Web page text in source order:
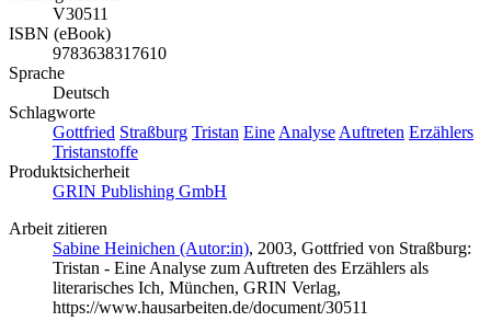
V30511
ISBN (eBook)
9783638317610
Sprache
Deutsch
Schlagworte
Gottfried Straßburg Tristan Eine Analyse Auftreten Erzählers
Tristanstoffe
Produktsicherheit
GRIN Publishing GmbH
Arbeit zitieren
Sabine Heinichen (Autor:in), 2003, Gottfried von Straßburg:
Tristan - Eine Analyse zum Auftreten des Erzählers als
literarisches Ich, München, GRIN Verlag,
https://www.hausarbeiten.de/document/30511